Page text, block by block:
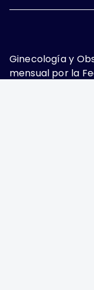
Ginecología y
mensual por la